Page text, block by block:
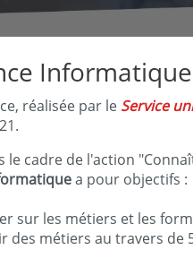
réalisée par le Service
le cadre de l'action
a pour objectifs :
sur les métiers et les
des métiers au travers de